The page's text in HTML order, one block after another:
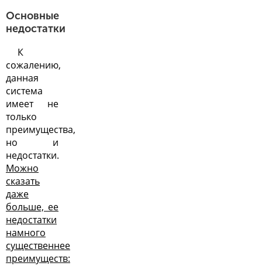
Основные
недостатки
К
сожалению,
данная
система
имеет не
только
преимущества,
но и
недостатки.
Можно
сказать
даже
больше, ее
недостатки
намного
существеннее
преимуществ: